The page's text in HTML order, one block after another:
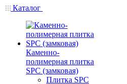
Каталог
Каменно-
полимерная плитка
SPC (замковая)
Плитка SPC